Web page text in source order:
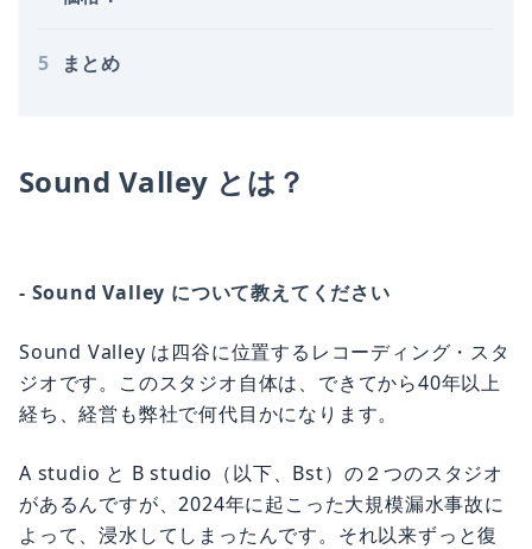
5 まとめ
Sound Valley とは？
- Sound Valley について教えてください
Sound Valley は四谷に位置するレコーディング・スタ
ジオです。このスタジオ自体は、できてから40年以上
経ち、経営も弊社で何代目かになります。
A studio と B studio（以下、Bst）の２つのスタジオ
があるんですが、2024年に起こった大規模漏水事故に
よって、浸水してしまったんです。それ以来ずっと復